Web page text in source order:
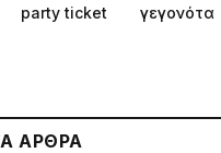
party ticket
γεγονότα
ΆΡΘΡΑ